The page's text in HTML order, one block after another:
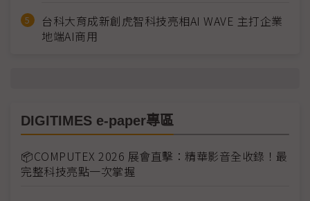
台科大育成新創虎智科技亮相AI WAVE 主打企業
地端AI商用
DIGITIMES e-paper專區
📦COMPUTEX 2026 展會直擊：精華影音全收錄！最
完整科技亮點一次掌握